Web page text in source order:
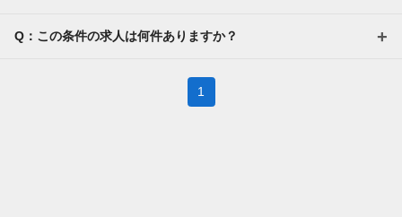
Q：この条件の求人は何件ありますか？
1